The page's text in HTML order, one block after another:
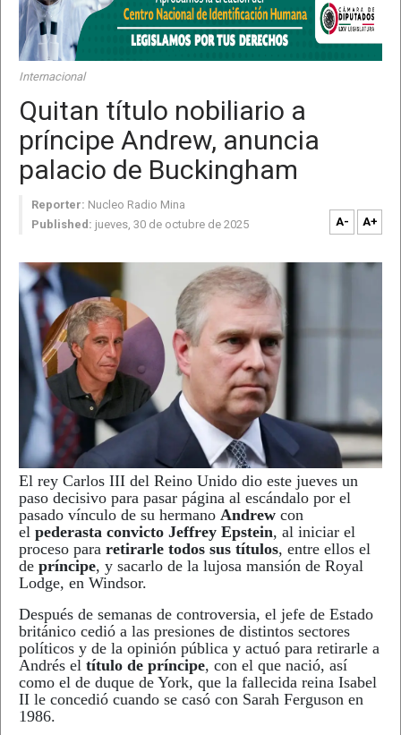
Internacional
Quitan título nobiliario a
príncipe Andrew, anuncia
palacio de Buckingham
Reporter: Nucleo Radio Mina
Published: jueves, 30 de octubre de 2025 A- A+
El rey Carlos III del Reino Unido dio este jueves un
paso decisivo para pasar página al escándalo por el
pasado vínculo de su hermano Andrew con
el pederasta convicto Jeffrey Epstein, al iniciar el
proceso para retirarle todos sus títulos, entre ellos el
de príncipe, y sacarlo de la lujosa mansión de Royal
Lodge, en Windsor.
Después de semanas de controversia, el jefe de Estado
británico cedió a las presiones de distintos sectores
políticos y de la opinión pública y actuó para retirarle a
Andrés el título de príncipe, con el que nació, así
como el de duque de York, que la fallecida reina Isabel
II le concedió cuando se casó con Sarah Ferguson en
1986.